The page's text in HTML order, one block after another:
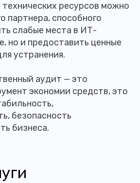
ресурсов можно
партнера, способного
слабые места в ИТ-
но и предоставить ценные
устранения.
аудит — это
экономии средств, это
безопасность
бизнеса.